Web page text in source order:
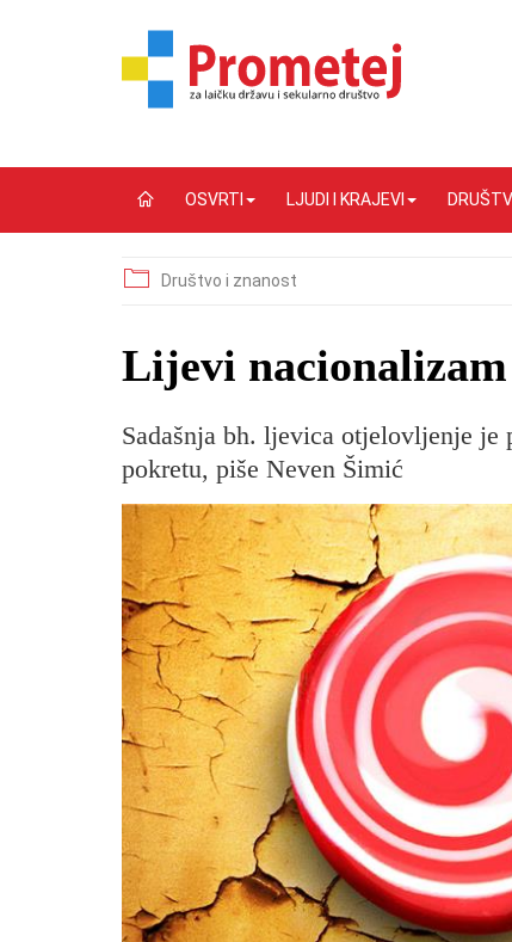
OSVRTI LJUDI I KRAJEVI
Društvo i znanost
Lijevi nacionalizam
Sadašnja bh. ljevica otjelovljenje
pokretu, piše Neven Šimić